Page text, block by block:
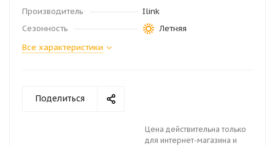
Производитель
Ilink
Сезонность
Летняя
Все характеристики
Поделиться
Цена действительна только
для интернет-магазина и